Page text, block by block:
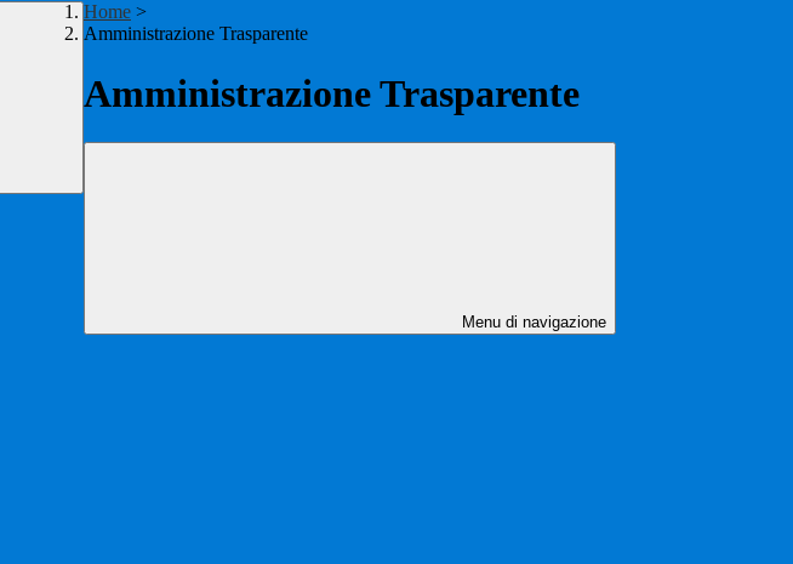
Home >
Amministrazione Trasparente
Amministrazione Trasparente
Menu di navigazione